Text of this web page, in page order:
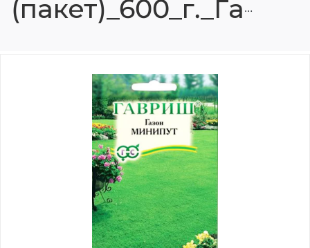
(пакет)_600_г._Гавриш